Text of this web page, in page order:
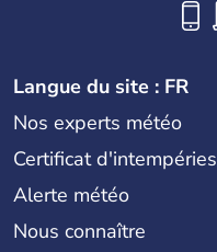
Langue du site : FR
Nos experts météo
Certificat d'intempéries
Alerte météo
Nous connaître